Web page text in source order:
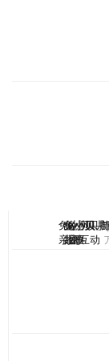
兔小贝拼
音
兔小贝—
亲密互动
兔小贝
儿歌
兔小贝儿
故事